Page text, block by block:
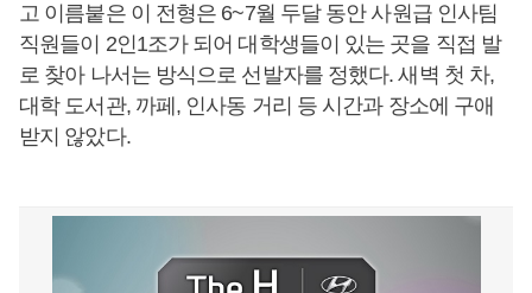
고 이름붙은 이 전형은 6~7월 두달 동안 사원급 인사팀
직원들이 2인1조가 되어 대학생들이 있는 곳을 직접 발
로 찾아 나서는 방식으로 선발자를 정했다. 새벽 첫 차,
대학 도서관, 까페, 인사동 거리 등 시간과 장소에 구애
받지 않았다.